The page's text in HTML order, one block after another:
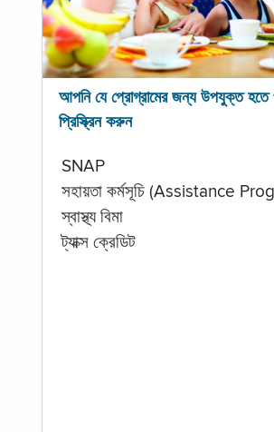
আপনি যে প্রোগ্রামের জন্য উপযুক্ত হতে
প্রিস্ক্রিন করুন
SNAP
সহায়তা কর্মসূচি (Assistance
স্বাস্থ্য বিমা
ট্যাক্স ক্রেডিট